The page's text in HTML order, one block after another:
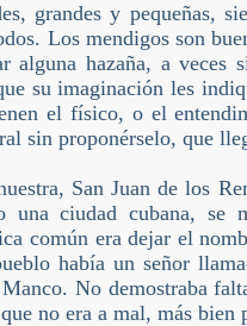
grandes y pequeñas,
Los mendigos son
alguna hazaña, a veces
su imaginación les
el físico, o el
sin proponérselo, que
San Juan de los
una ciudad cubana,
común era dejar el
había un señor
No demostraba
no era a mal, más